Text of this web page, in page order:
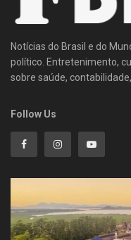
Notícias do Brasil e do
político. Entretenimento,
sobre saúde,
Follow Us